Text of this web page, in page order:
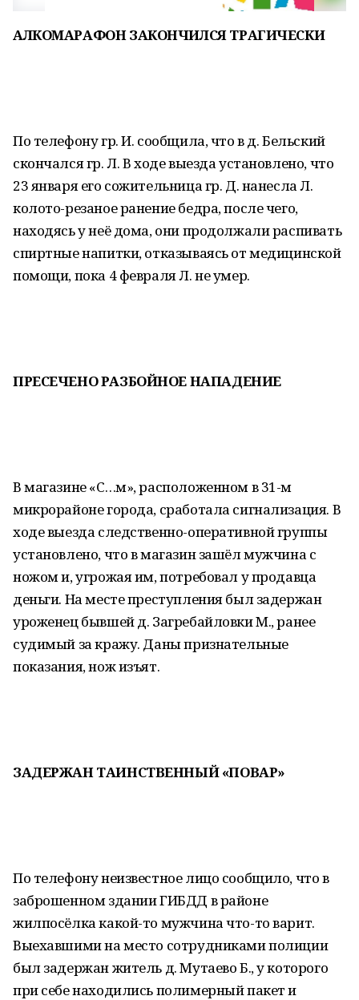
АЛКОМАРАФОНЗАКОНЧИЛСЯ ТРАГИЧЕСКИ
По телефону гр. И. сообщила, что в д. Бельский
скончался гр. Л. В ходе выезда установлено, что
23 января его сожительница гр. Д. нанесла Л.
колото-резаное ранение бедра, после чего,
находясь у неё дома, они продолжали распивать
спиртные напитки, отказываясь от медицинской
помощи, пока 4 февраля Л. не умер.
ПРЕСЕЧЕНОРАЗБОЙНОЕ НАПАДЕНИЕ
В магазине «С…м», расположенном в 31-м
микрорайоне города, сработала сигнализация. В
ходе выезда следственно-оперативной группы
установлено, что в магазин зашёл мужчина с
ножом и, угрожая им, потребовал у продавца
деньги. На месте преступления был задержан
уроженец бывшей д. Загребайловки М., ранее
судимый за кражу. Даны признательные
показания, нож изъят.
ЗАДЕРЖАНТАИНСТВЕННЫЙ «ПОВАР»
По телефону неизвестное лицо сообщило, что в
заброшенном здании ГИБДД в районе
жилпосёлка какой-то мужчина что-то варит.
Выехавшими на место сотрудниками полиции
был задержан житель д. Мутаево Б., у которого
при себе находились полимерный пакет и